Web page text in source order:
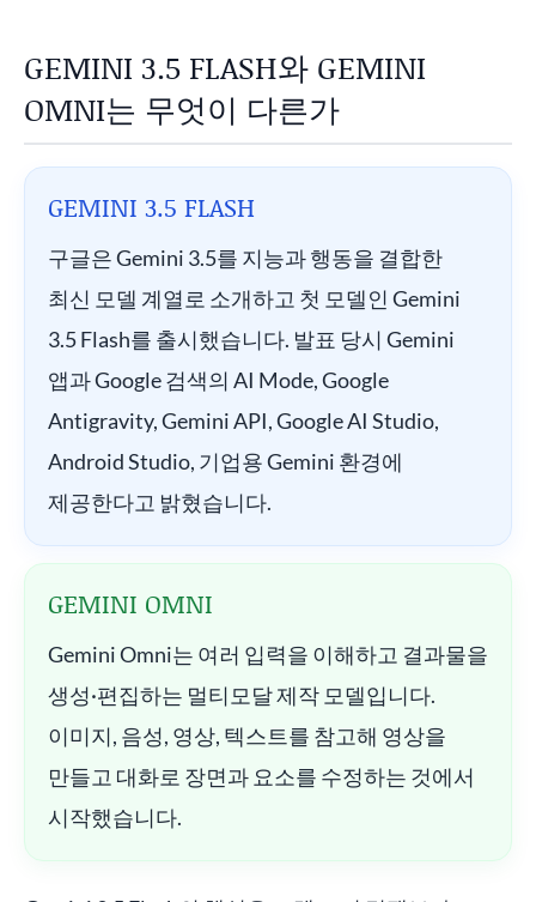
GEMINI 3.5 FLASH와 GEMINI
OMNI는 무엇이 다른가
GEMINI 3.5 FLASH
구글은 Gemini 3.5를 지능과 행동을 결합한
최신 모델 계열로 소개하고 첫 모델인 Gemini
3.5 Flash를 출시했습니다. 발표 당시 Gemini
앱과 Google 검색의 AI Mode, Google
Antigravity, Gemini API, Google AI Studio,
Android Studio, 기업용 Gemini 환경에
제공한다고 밝혔습니다.
GEMINI OMNI
Gemini Omni는 여러 입력을 이해하고 결과물을
생성·편집하는 멀티모달 제작 모델입니다.
이미지, 음성, 영상, 텍스트를 참고해 영상을
만들고 대화로 장면과 요소를 수정하는 것에서
시작했습니다.